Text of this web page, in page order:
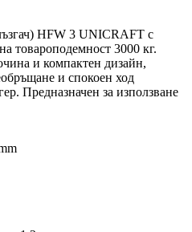
HFW 3 UNICRAFT с
товароподемност 3000 кг.
и компактен дизайн,
и спокоен ход
Предназначен за използване